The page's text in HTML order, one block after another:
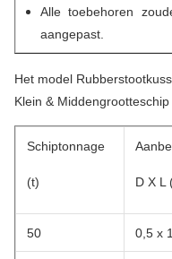
Alle toebehoren
aangepast.
Het model
Klein & Middengrootteschip
Schiptonnage
(t) D X L
50 0,5 x